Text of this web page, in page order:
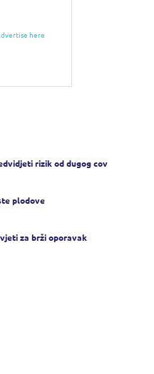
here
rizik od dugog cov
plodove
za brži oporavak